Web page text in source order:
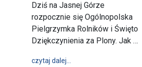
Dziś na Jasnej Górze
rozpocznie się Ogólnopolska
Pielgrzymka Rolników i Święto
Dziękczynienia za Plony. Jak …
czytaj dalej…